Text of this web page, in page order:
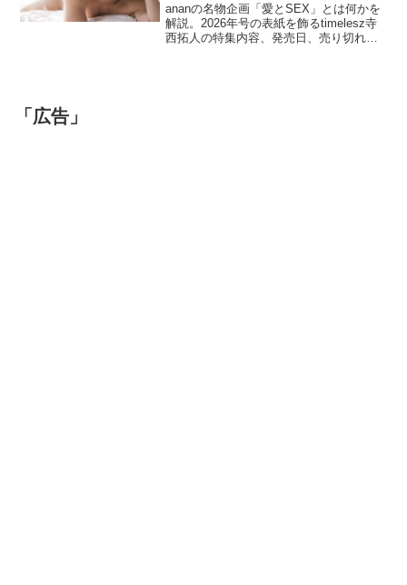
ananの名物企画「愛とSEX」とは何かを
解説。2026年号の表紙を飾るtimelesz寺
西拓人の特集内容、発売日、売り切れの
「広告」